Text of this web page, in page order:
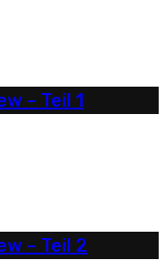
– Teil 1
– Teil 2